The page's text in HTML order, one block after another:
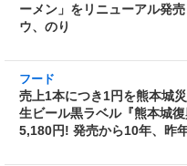
ラーメン
ープに!
ン」をリ
フード
売上1本